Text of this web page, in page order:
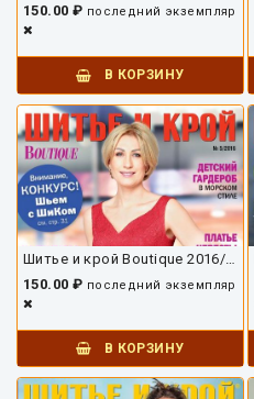
150.00 ₽ последний экземпляр
В КОРЗИНУ
150.00 ₽ последний экземпляр
В КОРЗИНУ